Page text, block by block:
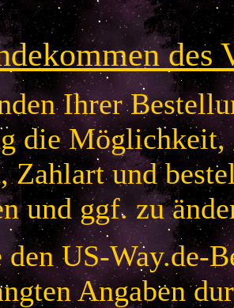
des
Ihrer
die Möglichkeit,
Zahlart und
und ggf. zu
den US-Way.de-
Angaben